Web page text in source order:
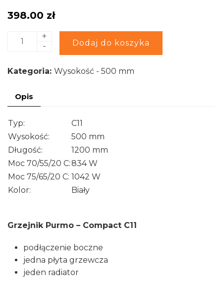
398.00 zł
ilość
Compact
+
-
Dodaj do koszyka
Alternative:
Kategoria: Wysokość - 500 mm
Opis
Typ:
C11
Wysokość:
500 mm
Długość:
1200 mm
Moc 70/55/20 C:834 W
Moc 75/65/20 C: 1042 W
Kolor:
Biały
Grzejnik Purmo – Compact C11
podłączenie boczne
jedna płyta grzewcza
jeden radiator